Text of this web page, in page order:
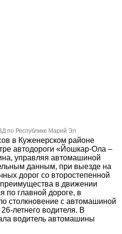
по Республике Марий Эл
в Куженерском районе
автодороги «Йошкар-Ола –
управляя автомашиной
данным, при выезде на
дорог со второстепенной
в движении
главной дороге, в
столкновение с автомашиной
летнего водителя. В
водитель автомашины